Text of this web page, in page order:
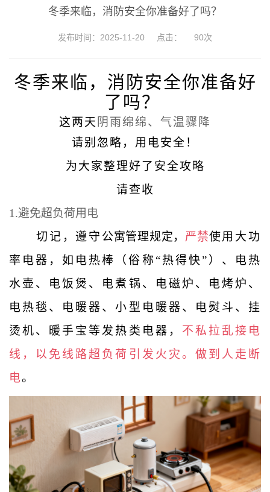
冬季来临，消防安全你准备好了吗？
发布时间：2025-11-20 点击： 90次
冬季来临，消防安全你准备好
了吗？
这两天 阴雨绵绵、气温骤降
请别忽略，用电安全！
为大家整理好了安全攻略
请查收
1.避免超负荷用电
切记，遵守 公寓管理规定， 严禁使用大功
率电器，如电热棒（俗称“热得快”）、电热
水壶、电饭煲、电煮锅、电磁炉、电烤炉、
电热毯、电暖器、小型电暖器、电熨斗、挂
烫机、暖手宝等发热类电器， 不私拉乱接电
线，以免线路超负荷引发火灾。做到人走断
电。